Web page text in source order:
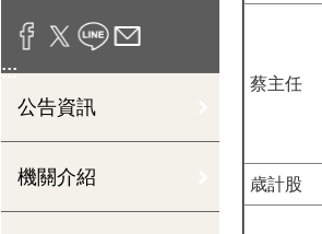
:::
公告資訊
機關介紹
蔡主任
歳計股